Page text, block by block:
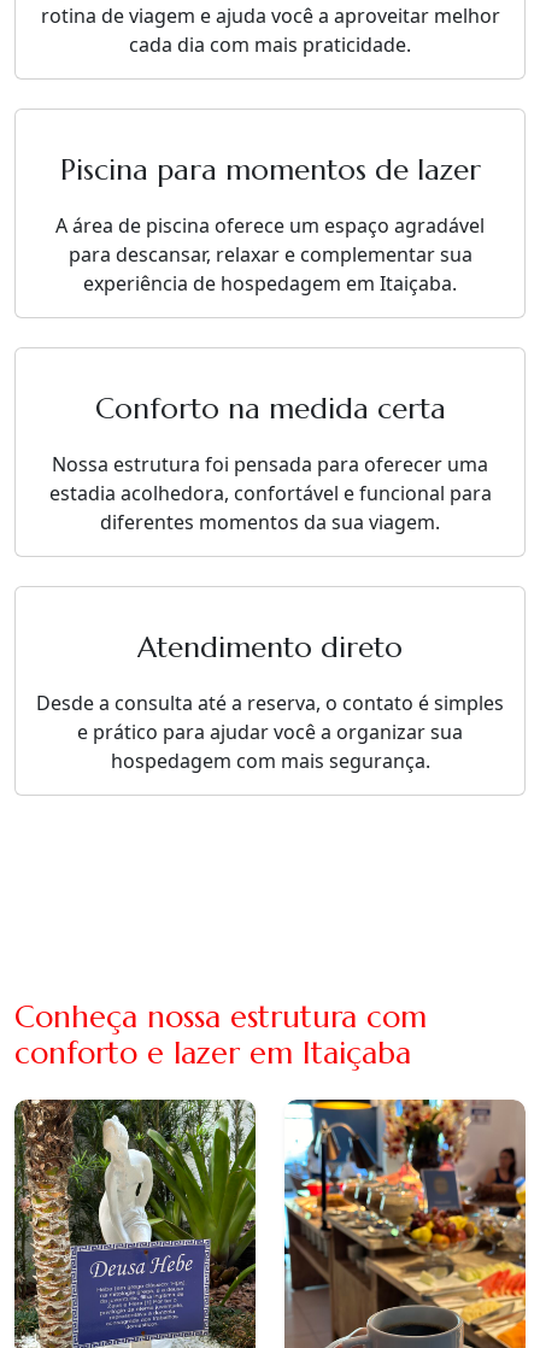
rotina de viagem e ajuda você a aproveitar melhor
cada dia com mais praticidade.
Piscina para momentos de lazer
A área de piscina oferece um espaço agradável
para descansar, relaxar e complementar sua
experiência de hospedagem em Itaiçaba.
Conforto na medida certa
Nossa estrutura foi pensada para oferecer uma
estadia acolhedora, confortável e funcional para
diferentes momentos da sua viagem.
Atendimento direto
Desde a consulta até a reserva, o contato é simples
e prático para ajudar você a organizar sua
hospedagem com mais segurança.
Conheça nossa estrutura com
conforto e lazer em Itaiçaba